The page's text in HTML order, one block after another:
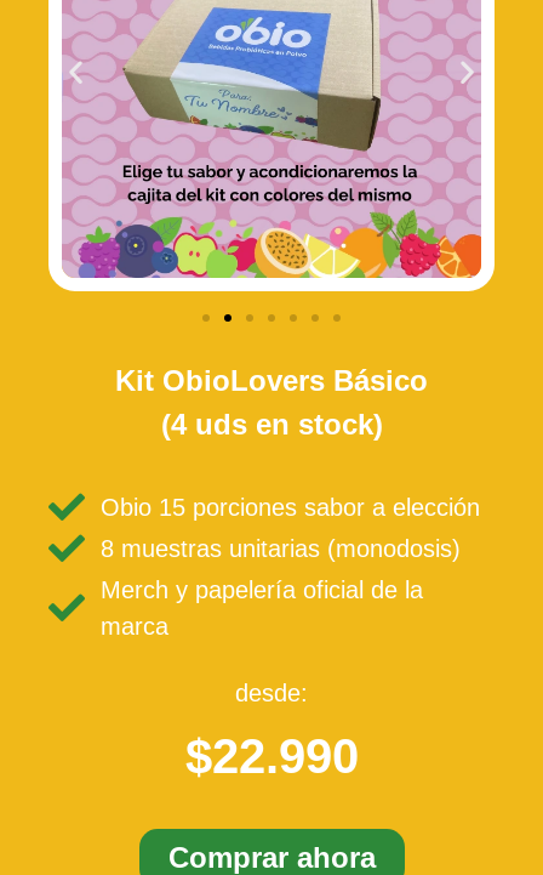
Kit ObioLovers Básico
(4 uds en stock)
Obio 15 porciones sabor a elección
8 muestras unitarias (monodosis)
Merch y papelería oficial de la
marca
desde:
$22.990
Comprar ahora